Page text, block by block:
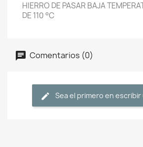
HIERRO DE PASAR BAJA
DE 110 °C
Comentarios (0)
Sea el primero en